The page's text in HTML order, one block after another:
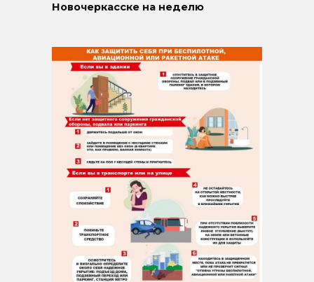
Новочеркасске на неделю